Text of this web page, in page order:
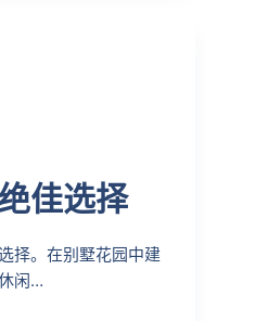
佳选择
择。在别墅花园中建
闲…